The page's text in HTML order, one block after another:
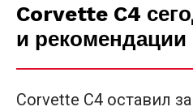
Corvette C4
и рекомендации
Corvette C4 оставил